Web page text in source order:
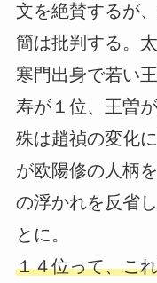
文を絶賛するが
簡は批判する。
寒門出身で若い
寿が１位、王曽
殊は趙禎の変化
が欧陽修の人柄
の浮かれを反省
とに。
１４位って、こ